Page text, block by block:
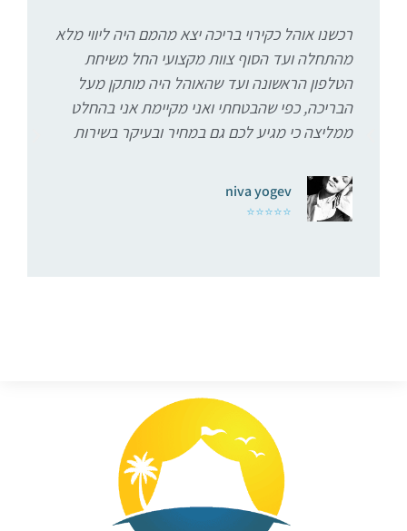
רכשנו אוהל כקירוי בריכה יצא מהמם היה ליווי מלא
מהתחלה ועד הסוף צוות מקצועי החל משיחת
הטלפון הראשונה ועד שהאוהל היה מותקן מעל
הבריכה, כפי שהבטחתי ואני מקיימת אני בהחלט
ממליצה כי מגיע לכם גם במחיר ובעיקר בשירות
niva yogev
⭐⭐⭐⭐⭐